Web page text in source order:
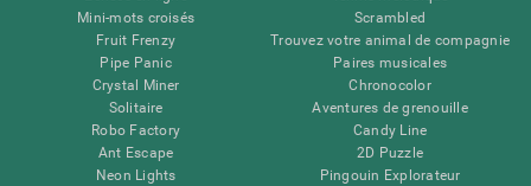
Mini-mots croisés
Fruit Frenzy
Pipe Panic
Crystal Miner
Solitaire
Robo Factory
Ant Escape
Neon Lights
Scrambled
Trouvez votre animal de compagnie
Paires musicales
Chronocolor
Aventures de grenouille
Candy Line
2D Puzzle
Pingouin Explorateur